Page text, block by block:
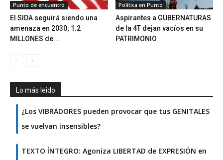
Punto de encuentro
El SIDA seguirá siendo una
amenaza en 2030; 1.2
MILLONES de...
Política en Punto
Aspirantes a GUBERNATURAS
de la 4T dejan vacíos en su
PATRIMONIO
Lo más leido
¿Los VIBRADORES pueden provocar que tus GENITALES
se vuelvan insensibles?
TEXTO ÍNTEGRO: Agoniza LIBERTAD de EXPRESIÓN en